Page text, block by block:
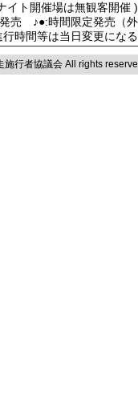
イト開催場は無観客
発売 ♪●:時間限定発売
時間等は当日変更にな
行者協議会 All rights